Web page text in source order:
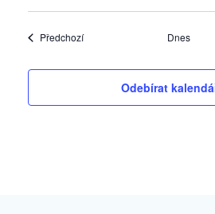
PředchozíAkce Dnes
Odebírat